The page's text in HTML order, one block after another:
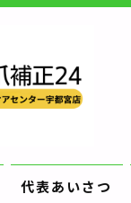
代表あいさつ